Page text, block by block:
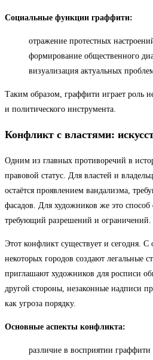
Социальные функции граффити:
отражение протестных
формирование общественного
визуализация актуальных
Таким образом, граффити играет роль
и политического инструмента.
Конфликт с властями:
Одним из главных противоречий в
правовой статус. Для властей и
остаётся проявлением вандализма,
фасадов. Для художников же это
требующий разрешений и ограничений.
Этот конфликт существует и сегодня. С
некоторых городов создают легальные
приглашают художников для росписи
другой стороны, незаконные надписи
как угроза порядку.
Основные аспекты конфликта:
различие в восприятии